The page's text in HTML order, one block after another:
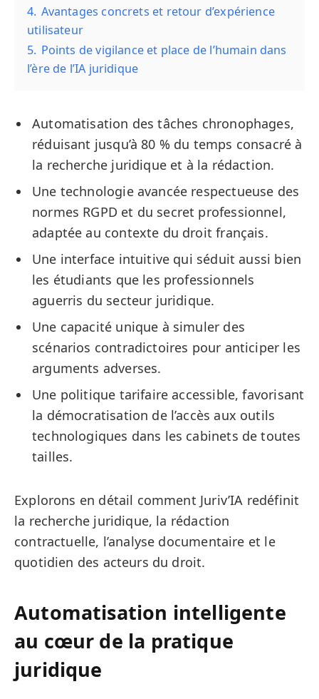
4. Avantages concrets et retour d’expérience
utilisateur
5. Points de vigilance et place de l’humain dans
l’ère de l’IA juridique
Automatisation des tâches chronophages,
réduisant jusqu’à 80 % du temps consacré à
la recherche juridique et à la rédaction.
Une technologie avancée respectueuse des
normes RGPD et du secret professionnel,
adaptée au contexte du droit français.
Une interface intuitive qui séduit aussi bien
les étudiants que les professionnels
aguerris du secteur juridique.
Une capacité unique à simuler des
scénarios contradictoires pour anticiper les
arguments adverses.
Une politique tarifaire accessible, favorisant
la démocratisation de l’accès aux outils
technologiques dans les cabinets de toutes
tailles.
Explorons en détail comment Juriv’IA redéfinit
la recherche juridique, la rédaction
contractuelle, l’analyse documentaire et le
quotidien des acteurs du droit.
Automatisation intelligente
au cœur de la pratique
juridique